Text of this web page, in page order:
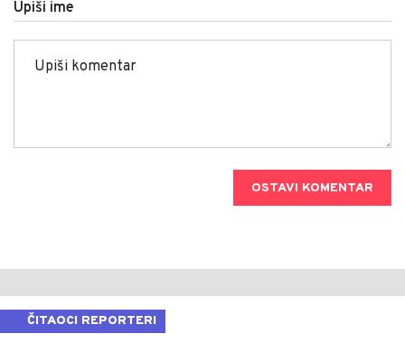
Upiši ime
OSTAVI KOMENTAR
ČITAOCI REPORTERI